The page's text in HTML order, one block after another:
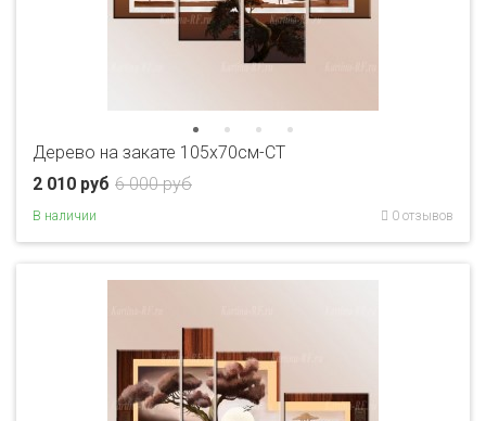
Дерево на закате 105х70см-CT
6 000 руб
2 010 руб
В наличии 0 отзывов